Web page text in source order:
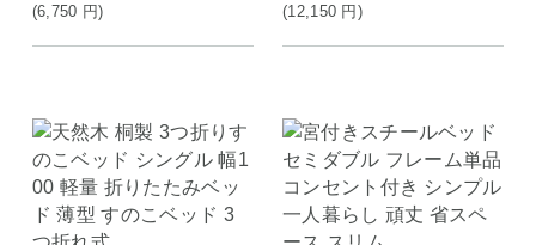
(6,750 円)
(12,150 円 )